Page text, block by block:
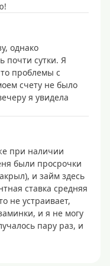
однако
почти сутки. Я
проблемы с
счету не было
я увидела
при наличии
были просрочки
и займ здесь
ставка средняя
не устраивает,
и я не могу
пару раз, и